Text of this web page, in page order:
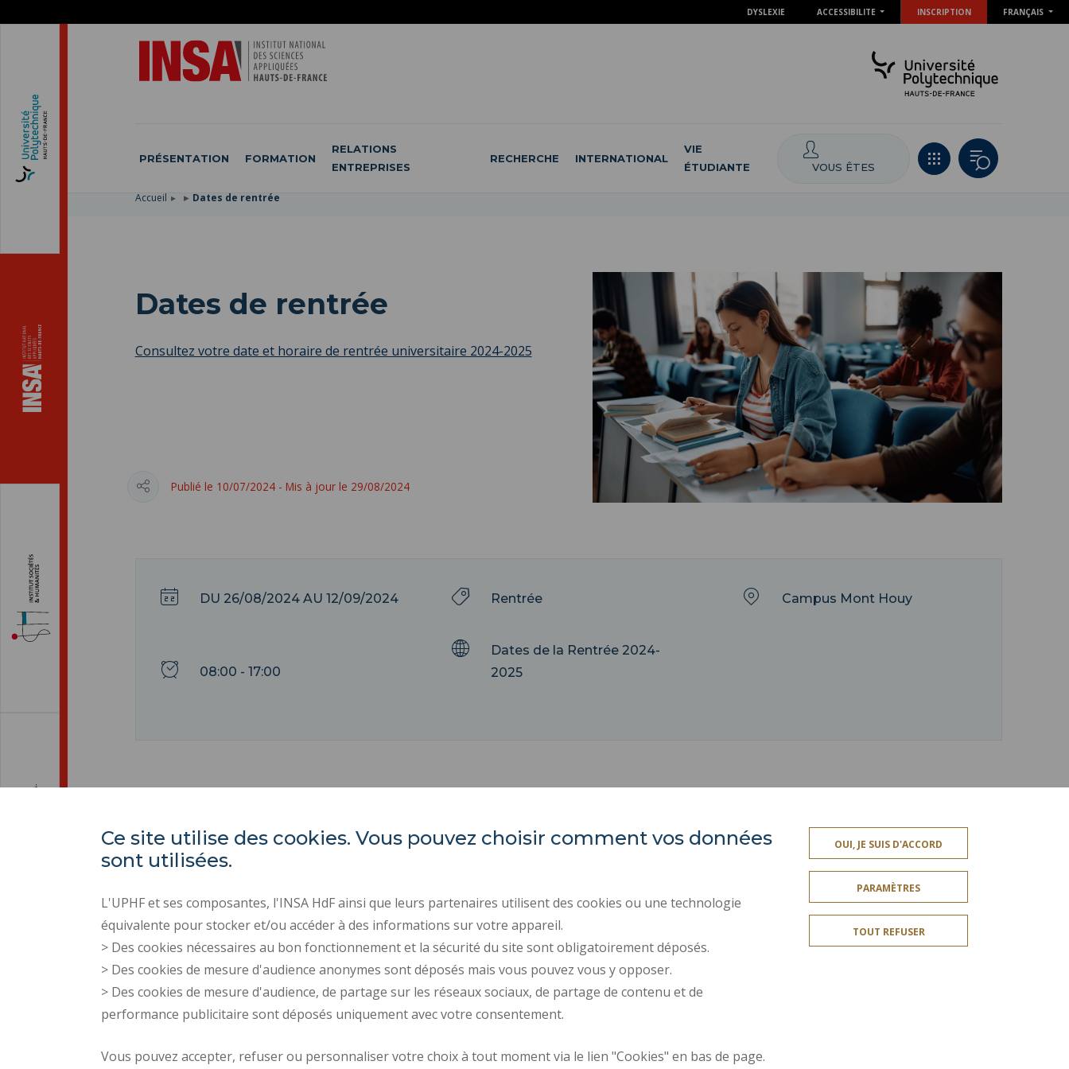
RECHERCHE
DYSLEXIE ACCESSIBILITE INSCRIPTION FRANÇAIS
PRÉSENTATION FORMATION
RELATIONS
ENTREPRISES
RECHERCHE INTERNATIONAL
VIE
ÉTUDIANTE
VOUS ÊTES
Accueil Dates de rentrée
Dates de rentrée
Consultez votre date et horaire de rentrée universitaire 2024-2025
Publié le 10/07/2024 - Mis à jour le 29/08/2024
DU 26/08/2024AU 12/09/2024
08:00 - 17:00
Rentrée
Dates de la Rentrée 2024-
2025
Campus Mont Houy
INSA Hauts-de-France
59313 Valenciennes cedex 9
Tél. : 03 27 51 12 00 / 12 34
ORGANIGRAMMES ACCESSIBILITÉ
DONNÉES PERSONNELLES
MENTIONS LÉGALES
RECRUTEMENTS CRÉDITS
ESPACE PRESSE
CONTACTS
Ce site utilise des cookies. Vous pouvez choisir comment vos données
sont utilisées.
L'UPHF et ses composantes, l'INSA HdF ainsi que leurs partenaires utilisent des cookies ou une technologie
équivalente pour stocker et/ou accéder à des informations sur votre appareil.
> Des cookies nécessaires au bon fonctionnement et la sécurité du site sont obligatoirement déposés.
> Des cookies de mesure d'audience anonymes sont déposés mais vous pouvez vous y opposer.
> Des cookies de mesure d'audience, de partage sur les réseaux sociaux, de partage de contenu et de
performance publicitaire sont déposés uniquement avec votre consentement.
Vous pouvez accepter, refuser ou personnaliser votre choix à tout moment via le lien "Cookies" en bas de page.
OUI, JE SUIS D'ACCORD
PARAMÈTRES
TOUT REFUSER